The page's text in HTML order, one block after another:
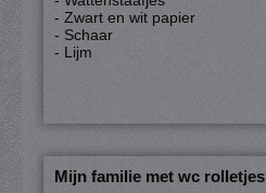
- Zwart en wit papier
- Schaar
- Lijm
Mijn familie met wc rolletjes